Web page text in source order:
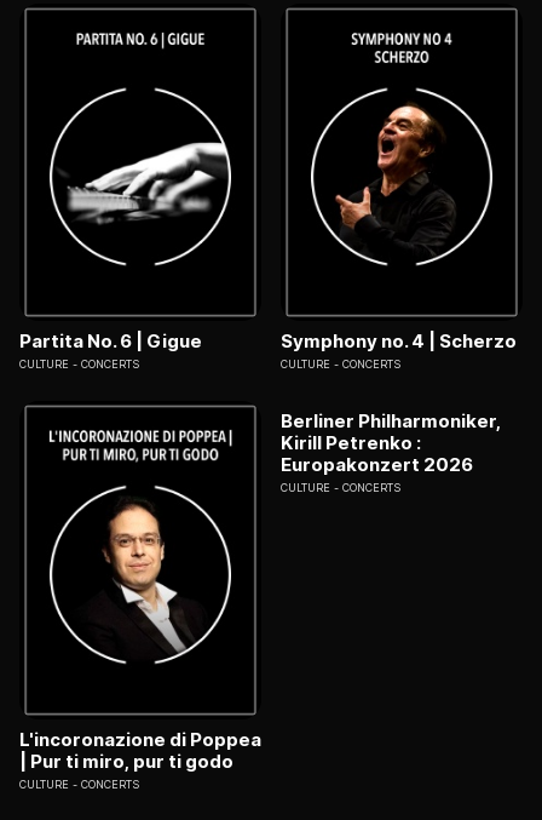
Partita No. 6 | Gigue
CULTURE CONCERTS
Symphony no. 4 | Scherzo
CULTURE CONCERTS
L'incoronazione di Poppea
| Pur ti miro, pur ti godo
CULTURE CONCERTS
Berliner Philharmoniker,
Kirill Petrenko :
Europakonzert 2026
CULTURE CONCERTS